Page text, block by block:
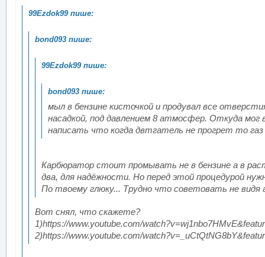
мыл в бензине кисточкой и продувал все
насадкой, под давлением 8 атмосфер. Откуда мог
написать что когда двтгатель не прогрет то
Карбюратор стоит промывать не в бензине а в
два, для надёжности. Но перед этой процедурой
По твоему глюку... Трудно что советовать не видя
Вот снял, что скажете?
1)https://www.youtube.com/
2)https://www.youtube.com/